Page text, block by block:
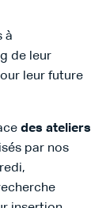
à
de leur
leur future
des ateliers
par nos